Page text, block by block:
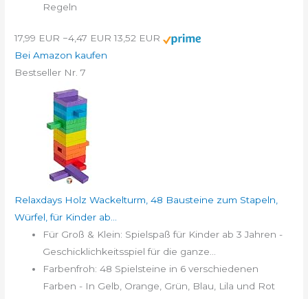
Regeln
17,99 EUR −4,47 EUR 13,52 EUR
Bei Amazon kaufen
Bestseller Nr. 7
Relaxdays Holz Wackelturm, 48 Bausteine zum Stapeln,
Würfel, für Kinder ab...
Für Groß & Klein: Spielspaß für Kinder ab 3 Jahren -
Geschicklichkeitsspiel für die ganze...
Farbenfroh: 48 Spielsteine in 6 verschiedenen
Farben - In Gelb, Orange, Grün, Blau, Lila und Rot